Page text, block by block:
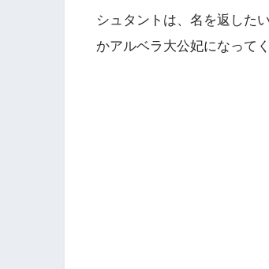
シュタントは、名を返した
かアルベラ大公妃になって